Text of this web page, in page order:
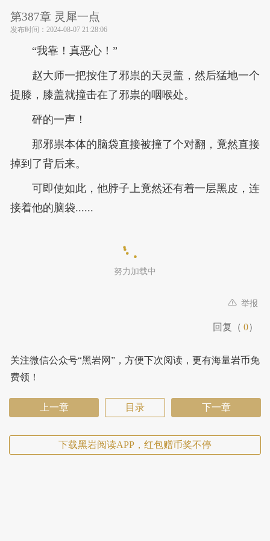
第387章 灵犀一点
发布时间： 2024-08-07 21:28:06
“我靠！真恶心！”
赵大师一把按住了邪祟的天灵盖，然后猛地一个
提膝，膝盖就撞击在了邪祟的咽喉处。
砰的一声！
那邪祟本体的脑袋直接被撞了个对翻，竟然直接
掉到了背后来。
可即使如此，他脖子上竟然还有着一层黑皮，连
接着他的脑袋......
努力加载中
举报
回复（ 0）
关注微信公众号“黑岩网”，方便下次阅读，更有海量岩币免
费领！
上一章 目录 下一章
下载黑岩阅读APP，红包赠币奖不停